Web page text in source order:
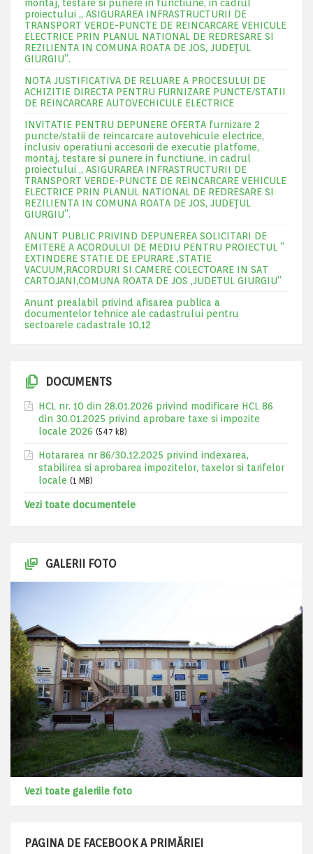
montaj, testare si punere in functiune, in cadrul
proiectului „ ASIGURAREA INFRASTRUCTURII DE
TRANSPORT VERDE-PUNCTE DE REINCARCARE VEHICULE
ELECTRICE PRIN PLANUL NATIONAL DE REDRESARE SI
REZILIENTA IN COMUNA ROATA DE JOS, JUDEŢUL
GIURGIU”.
NOTA JUSTIFICATIVA DE RELUARE A PROCESULUI DE
ACHIZITIE DIRECTA PENTRU FURNIZARE PUNCTE/STATII
DE REINCARCARE AUTOVECHICULE ELECTRICE
INVITATIE PENTRU DEPUNERE OFERTA furnizare 2
puncte/statii de reincarcare autovehicule electrice,
inclusiv operatiuni accesorii de executie platfome,
montaj, testare si punere in functiune, in cadrul
proiectului „ ASIGURAREA INFRASTRUCTURII DE
TRANSPORT VERDE-PUNCTE DE REINCARCARE VEHICULE
ELECTRICE PRIN PLANUL NATIONAL DE REDRESARE SI
REZILIENTA IN COMUNA ROATA DE JOS, JUDEŢUL
GIURGIU”.
ANUNT PUBLIC PRIVIND DEPUNEREA SOLICITARI DE
EMITERE A ACORDULUI DE MEDIU PENTRU PROIECTUL ”
EXTINDERE STATIE DE EPURARE ,STATIE
VACUUM,RACORDURI SI CAMERE COLECTOARE IN SAT
CARTOJANI,COMUNA ROATA DE JOS ,JUDETUL GIURGIU”
Anunt prealabil privind afisarea publica a
documentelor tehnice ale cadastrului pentru
sectoarele cadastrale 10,12
DOCUMENTS
HCL nr. 10 din 28.01.2026 privind modificare HCL 86
din 30.01.2025 privind aprobare taxe si impozite
locale 2026 (547 kB)
Hotararea nr 86/30.12.2025 privind indexarea,
stabilirea si aprobarea impozitelor, taxelor si tarifelor
locale (1 MB)
Vezi toate documentele
GALERII FOTO
Vezi toate galeriile foto
PAGINA DE FACEBOOK A PRIMĂRIEI